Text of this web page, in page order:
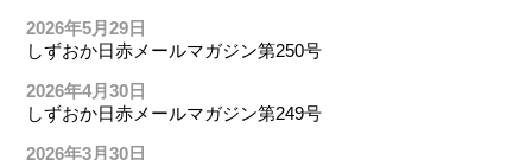
2026年5月29日
しずおか日赤メールマガジン第250号
2026年4月30日
しずおか日赤メールマガジン第249号
2026年3月30日